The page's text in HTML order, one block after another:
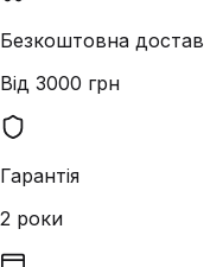
Безкоштовна
Від 3000 грн
Гарантія
2 роки